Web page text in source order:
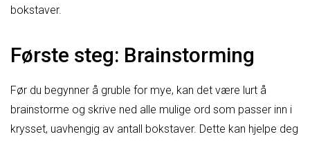
bokstaver.
Første steg: Brainstorming
Før du begynner å gruble for mye, kan det være lurt å
brainstorme og skrive ned alle mulige ord som passer inn i
krysset, uavhengig av antall bokstaver. Dette kan hjelpe deg